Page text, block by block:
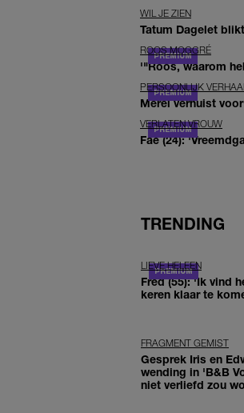
WIL JE ZIEN
Tatum Dagelet
ROOS MOGGRÉ
'"Roos, waarom
PERSOONLIJK VERHAAL
Merel verhuist
VERLATEN VROUW
Fae (24):
TRENDING
LIEVE HELEEN
Fred (55): 'Ik vind
keren klaar te
FRAGMENT GEMIST
Gesprek Iris en
wending in 'B&B
niet verliefd zou